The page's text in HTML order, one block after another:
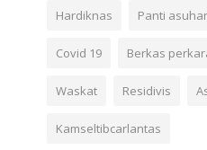
Hardiknas Panti
Covid 19 Berkas
Waskat Residivis
Kamseltibcarlantas